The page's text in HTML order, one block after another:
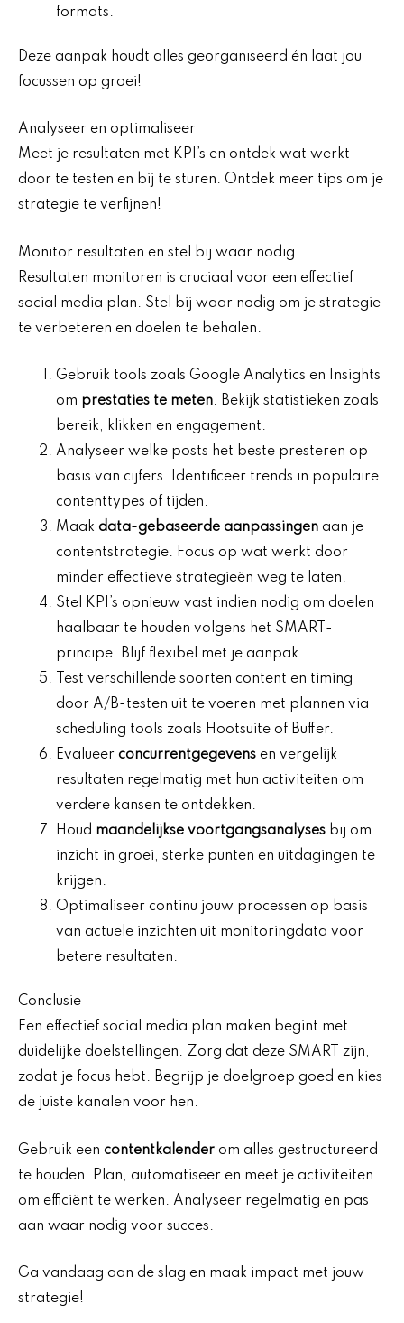
formats.
Deze aanpak houdt alles georganiseerd én laat jou
focussen op groei!
Analyseer en optimaliseer
Meet je resultaten met KPI’s en ontdek wat werkt
door te testen en bij te sturen. Ontdek meer tips om je
strategie te verfijnen!
Monitor resultaten en stel bij waar nodig
Resultaten monitoren is cruciaal voor een effectief
social media plan. Stel bij waar nodig om je strategie
te verbeteren en doelen te behalen.
Gebruik tools zoals Google Analytics en Insights
om prestaties te meten. Bekijk statistieken zoals
bereik, klikken en engagement.
Analyseer welke posts het beste presteren op
basis van cijfers. Identificeer trends in populaire
contenttypes of tijden.
Maak data-gebaseerde aanpassingen aan je
contentstrategie. Focus op wat werkt door
minder effectieve strategieën weg te laten.
Stel KPI’s opnieuw vast indien nodig om doelen
haalbaar te houden volgens het SMART-
principe. Blijf flexibel met je aanpak.
Test verschillende soorten content en timing
door A/B-testen uit te voeren met plannen via
scheduling tools zoals Hootsuite of Buffer.
Evalueer concurrentgegevens en vergelijk
resultaten regelmatig met hun activiteiten om
verdere kansen te ontdekken.
Houd maandelijkse voortgangsanalyses bij om
inzicht in groei, sterke punten en uitdagingen te
krijgen.
Optimaliseer continu jouw processen op basis
van actuele inzichten uit monitoringdata voor
betere resultaten.
Conclusie
Een effectief social media plan maken begint met
duidelijke doelstellingen. Zorg dat deze SMART zijn,
zodat je focus hebt. Begrijp je doelgroep goed en kies
de juiste kanalen voor hen.
Gebruik een contentkalender om alles gestructureerd
te houden. Plan, automatiseer en meet je activiteiten
om efficiënt te werken. Analyseer regelmatig en pas
aan waar nodig voor succes.
Ga vandaag aan de slag en maak impact met jouw
strategie!